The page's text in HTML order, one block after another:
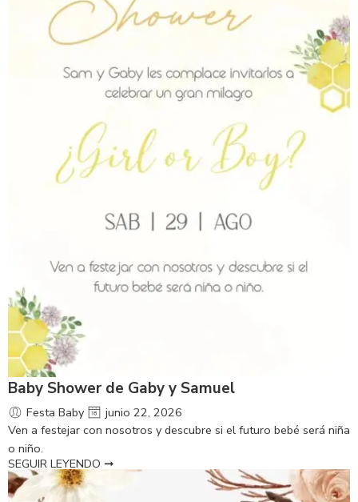
Baby Shower de Gaby y Samuel
Festa Baby
junio 22, 2026
Ven a festejar con nosotros y descubre si el futuro bebé será niña
o niño.
SEGUIR LEYENDO ➞